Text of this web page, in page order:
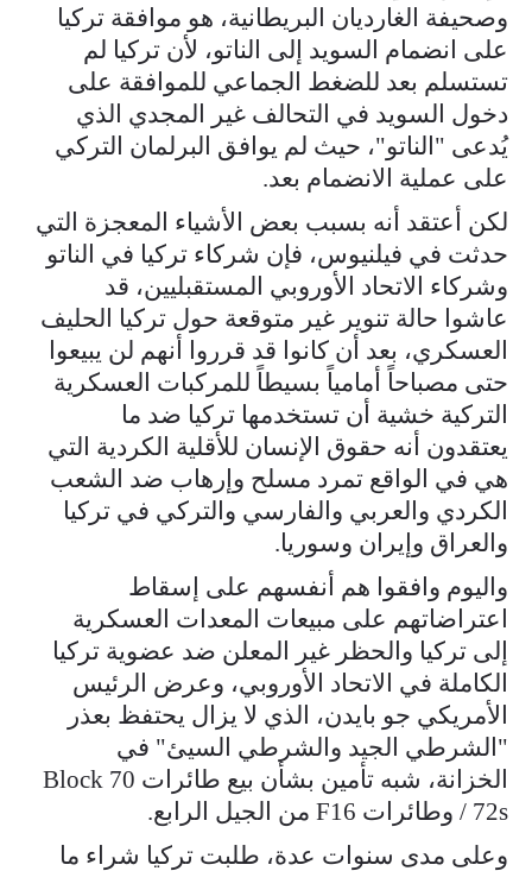
وصحيفة الغارديان البريطانية، هو موافقة تركيا
على انضمام السويد إلى الناتو، لأن تركيا لم
تستسلم بعد للضغط الجماعي للموافقة على
دخول السويد في التحالف غير المجدي الذي
يُدعى "الناتو"، حيث لم يوافق البرلمان التركي
على عملية الانضمام بعد.
لكن أعتقد أنه بسبب بعض الأشياء المعجزة التي
حدثت في فيلنيوس، فإن شركاء تركيا في الناتو
وشركاء الاتحاد الأوروبي المستقبليين، قد
عاشوا حالة تنوير غير متوقعة حول تركيا الحليف
العسكري، بعد أن كانوا قد قرروا أنهم لن يبيعوا
حتى مصباحاً أمامياً بسيطاً للمركبات العسكرية
التركية خشية أن تستخدمها تركيا ضد ما
يعتقدون أنه حقوق الإنسان للأقلية الكردية التي
هي في الواقع تمرد مسلح وإرهاب ضد الشعب
الكردي والعربي والفارسي والتركي في تركيا
والعراق وإيران وسوريا.
واليوم وافقوا هم أنفسهم على إسقاط
اعتراضاتهم على مبيعات المعدات العسكرية
إلى تركيا والحظر غير المعلن ضد عضوية تركيا
الكاملة في الاتحاد الأوروبي، وعرض الرئيس
الأمريكي جو بايدن، الذي لا يزال يحتفظ بعذر
"الشرطي الجيد والشرطي السيئ" في
الخزانة، شبه تأمين بشأن بيع طائرات Block 70
/ 72s وطائرات F16 من الجيل الرابع.
وعلى مدى سنوات عدة، طلبت تركيا شراء ما